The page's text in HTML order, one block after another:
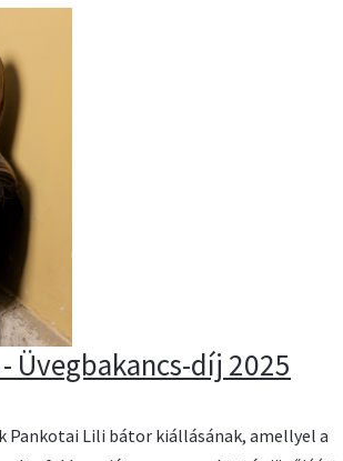
Üvegbakancs-díj 2025
Lili bátor kiállásának, amellyel a